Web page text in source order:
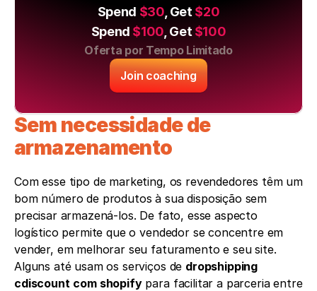
Spend $30, Get $20
Spend $100 , Get $100
Oferta por Tempo Limitado
Join coaching
Sem necessidade de
armazenamento
Com esse tipo de marketing, os revendedores têm um
bom número de produtos à sua disposição sem
precisar armazená-los. De fato, esse aspecto
logístico permite que o vendedor se concentre em
vender, em melhorar seu faturamento e seu site.
Alguns até usam os serviços de dropshipping
cdiscount com shopify para facilitar a parceria entre